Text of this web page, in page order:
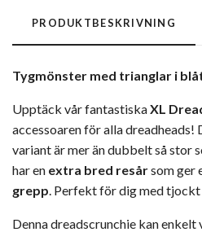
PRODUKTBESKRIVNING
Tygmönster med trianglar i
Upptäck vår fantastiskaXL
accessoaren för alla dreadheads!
variant är mer än dubbelt så stor
har en extra bred resårsom ger
grepp. Perfekt för dig med
Denna dreadscrunchie kan